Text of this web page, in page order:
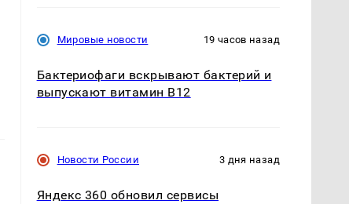
Мировые новости 19 часов назад
Бактериофаги вскрывают бактерий и
выпускают витамин B12
Новости России 3 дня назад
Яндекс 360 обновил сервисы